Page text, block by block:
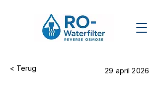
< Terug 29 april 2026